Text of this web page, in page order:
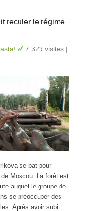
reculer le régime
7 329 visites |
se bat pour
Moscou. La forêt est
auquel le groupe de
se préoccuper des
Après avoir subi